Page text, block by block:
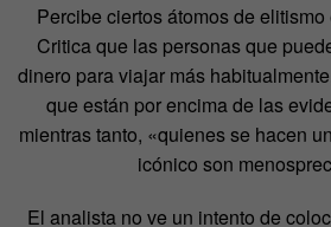
Percibe ciertos átomos de
Critica que las personas que
dinero para viajar más
que están por encima de las
mientras tanto, «quienes se hacen un
icónico son
El analista no ve un intento de